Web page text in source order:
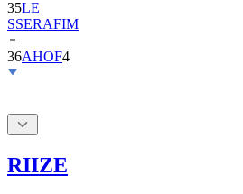
36AHOF4
RIIZE